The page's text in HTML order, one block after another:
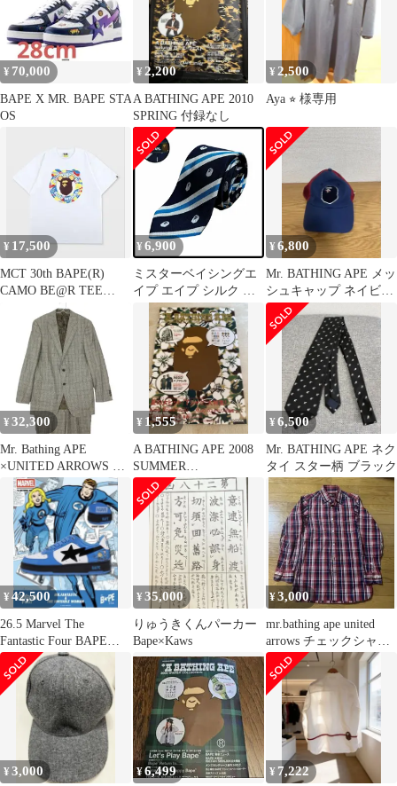
ブラック 黒
007FWI231901C Bape
Sta HUGO M2 Black ベ
イプスタ シグネチャー
柄
¥ 70,000
BAPE X MR. BAPE STA
OS
¥ 2,200
A BATHING APE 2010
SPRING 付録なし
¥ 2,500
Aya ⭐︎ 様専用
¥ 17,500
MCT 30th BAPE(R)
CAMO BE@R TEE
BUSY WORK
¥ 6,900
ミスターベイシングエ
イプ エイプ シルク ネ
クタイ レジメンタル 猿
カモ 日本製
¥6,800
Mr. BATHING APE メッ
シュキャップ ネイビー/
レッド
¥ 32,300
Mr. Bathing APE
×UNITED ARROWS ミ
スターベイシングエイ
プ スーツ サルカモ裏地
グレンチェック柄 セッ
トアップ 2B シングル
本切羽 ノータックパン
ツ ブラウン 48【M】
メンズ 【中古】
¥ 1,555
A BATHING APE 2008
SUMMER
COLLECTION sm…
¥6,500
Mr. BATHING APE ネク
タイ スター柄 ブラック
¥42,500
26.5 Marvel The
Fantastic Four BAPE
STA
¥35,000
りゅうきくんパーカー
Bape×Kaws
¥3,000
mr.bathing ape united
arrows チェックシャツ
b.d
¥3,000 ¥6,499 ¥ 7,222